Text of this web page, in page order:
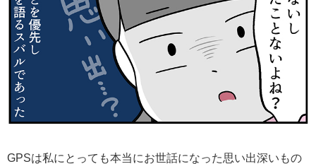
GPSは私にとっても本当にお世話になった思い出深いもの